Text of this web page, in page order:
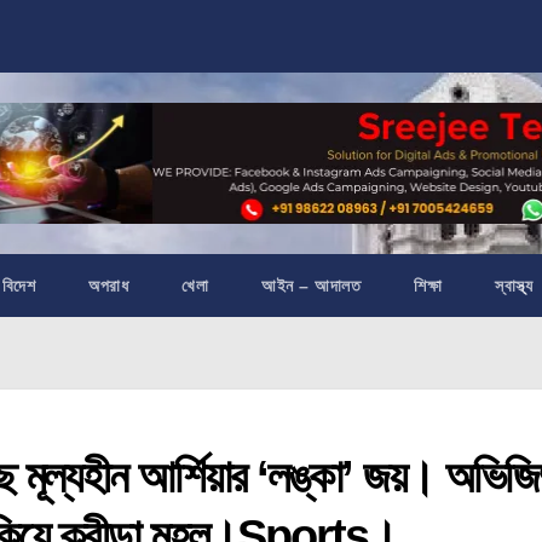
বিদেশ অপরাধ খেলা আইন – আদালত শিক্ষা স্বাস্থ্য
আর্শিয়ার ‘লঙ্কা’ জয়।